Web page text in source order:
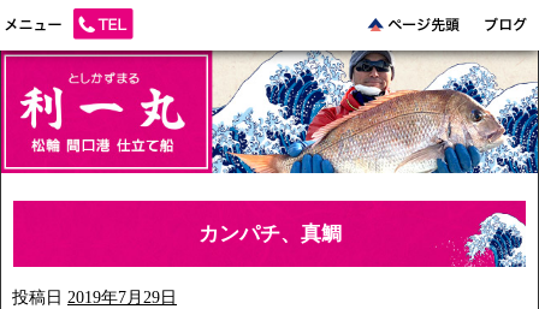
カンパチ、真鯛
投稿日 2019年7月29日